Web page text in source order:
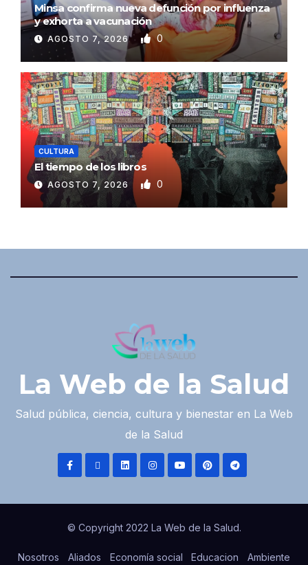
Minsa confirma nueva defunción por influenza
y exhorta a vacunación
AGOSTO 7, 2026 0
CULTURA
El tiempo de los libros
AGOSTO 7, 2026 0
La Web de la Salud
Salud pública, ciencia, cultura y bienestar en La Web
de la Salud
© Copyright 2022 La Web de la Salud.
Nosotros Aliados Economía social Educacion Ambiente